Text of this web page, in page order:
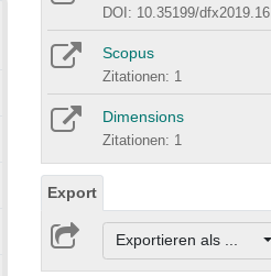
DOI: 10.35199/dfx2019.16
Scopus
Zitationen: 1
Dimensions
Zitationen: 1
Export
Exportieren als ...